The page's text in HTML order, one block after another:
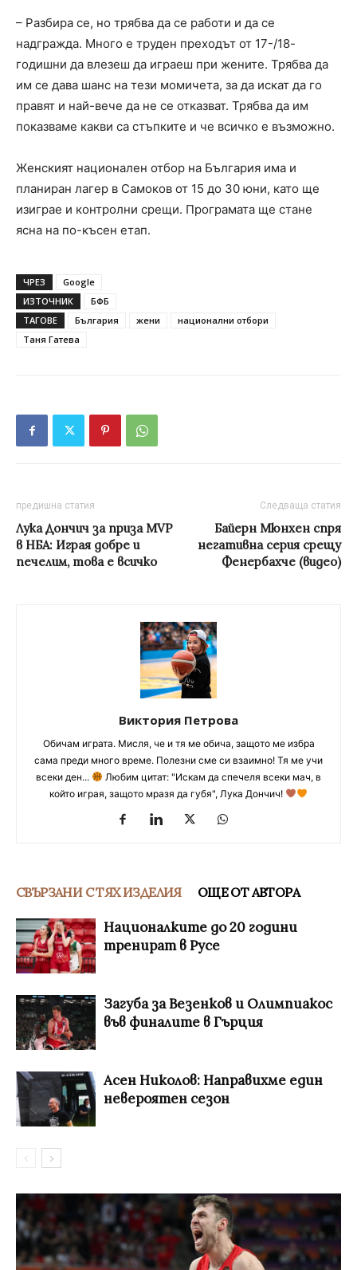
– Разбира се, но трябва да се работи и да се
надгражда. Много е труден преходът от 17-/18-
годишни да влезеш да играеш при жените. Трябва да
им се дава шанс на тези момичета, за да искат да го
правят и най-вече да не се отказват. Трябва да им
показваме какви са стъпките и че всичко е възможно.
Женският национален отбор на България има и
планиран лагер в Самоков от 15 до 30 юни, като ще
изиграе и контролни срещи. Програмата ще стане
ясна на по-късен етап.
ЧРЕЗ
Google
ИЗТОЧНИК
БФБ
ТАГОВЕ
България жени
национални отбори
Таня Гатева
предишна статия
Лука Дончич за приза MVP
в НБА: Играя добре и
печелим, това е всичко
Следваща статия
Байерн Мюнхен спря
негативна серия срещу
Фенербахче (видео)
Виктория Петрова
Обичам играта. Мисля, че и тя ме обича, защото ме избра
сама преди много време. Полезни сме си взаимно! Тя ме учи
всеки ден...
Любим цитат: "Искам да спечеля всеки мач, в
който играя, защото мразя да губя", Лука Дончич!
СВЪРЗАНИ С ТЯХ ИЗДЕЛИЯ ОЩЕ ОТ АВТОРА
Националките до 20 години
тренират в Русе
Загуба за Везенков и Олимпиакос
във финалите в Гърция
Асен Николов: Направихме един
невероятен сезон